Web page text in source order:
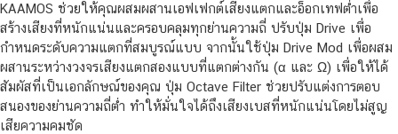
KAAMOS ช่วยให้คุณผสมผสานเอฟเฟกต์เสียงแตกและอ็อกเทฟต่ำเพื่อ
สร้างเสียงที่หนักแน่นและครอบคลุมทุกย่านความถี่ ปรับปุ่ม Drive เพื่อ
กำหนดระดับความแตกที่สมบูรณ์แบบ จากนั้นใช้ปุ่ม Drive Mod เพื่อผสม
ผสานระหว่างวงจรเสียงแตกสองแบบที่แตกต่างกัน (α และ Ω) เพื่อให้ได้
สัมผัสที่เป็นเอกลักษณ์ของคุณ ปุ่ม Octave Filter ช่วยปรับแต่งการตอบ
สนองของย่านความถี่ต่ำ ทำให้มั่นใจได้ถึงเสียงเบสที่หนักแน่นโดยไม่สูญ
เสียความคมชัด